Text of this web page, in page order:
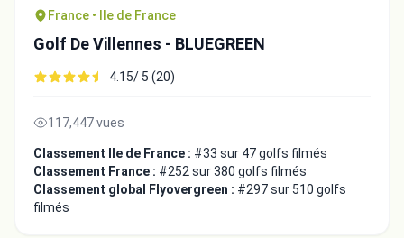
France • Ile de France
Golf De Villennes - BLUEGREEN
4.15/ 5 (20)
117,447 vues
Classement Ile de France : #33 sur 47 golfs filmés
Classement France : #252 sur 380 golfs filmés
Classement global Flyovergreen : #297 sur 510 golfs
filmés